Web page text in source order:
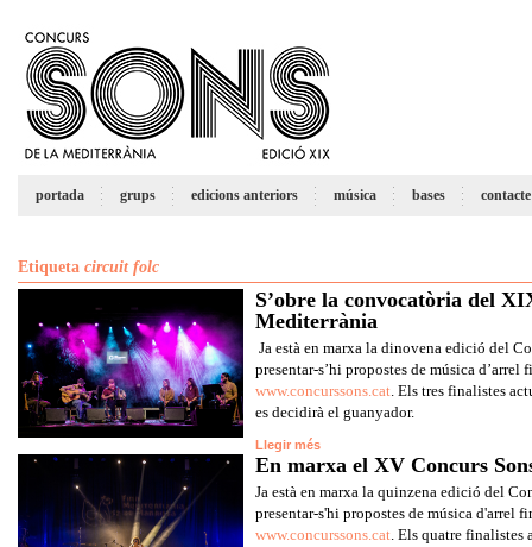
portada grups edicions anteriors música bases contacte
Etiqueta circuit folc
S’obre la convocatòria del
Mediterrània
Ja està en marxa la dinovena edició del
presentar-s’hi propostes de música
www.concurssons.cat. Els tres finalistes
es decidirà el guanyador.
Llegir més
En marxa el XV Concurs
Ja està en marxa la quinzena edició del
presentar-s'hi propostes de música d'arrel
www.concurssons.cat. Els quatre finalistes